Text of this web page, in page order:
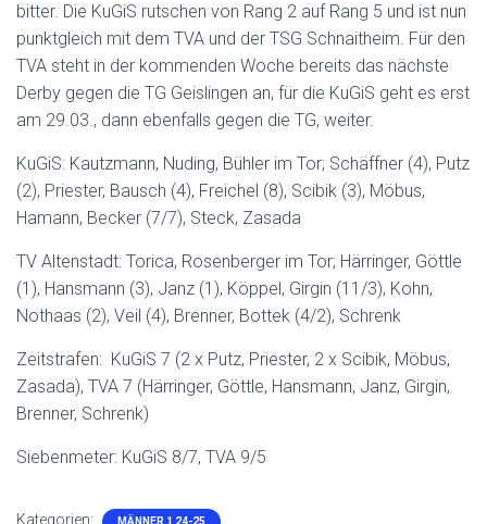
bitter. Die KuGiS rutschen von Rang 2 auf Rang 5 und ist nun
punktgleich mit dem TVA und der TSG Schnaitheim. Für den
TVA steht in der kommenden Woche bereits das nächste
Derby gegen die TG Geislingen an, für die KuGiS geht es erst
am 29.03., dann ebenfalls gegen die TG, weiter.
KuGiS: Kautzmann, Nuding, Bühler im Tor; Schäffner (4), Putz
(2), Priester, Bausch (4), Freichel (8), Scibik (3), Möbus,
Hamann, Becker (7/7), Steck, Zasada
TV Altenstadt: Torica, Rosenberger im Tor; Härringer, Göttle
(1), Hansmann (3), Janz (1), Köppel, Girgin (11/3), Kohn,
Nothaas (2), Veil (4), Brenner, Bottek (4/2), Schrenk
Zeitstrafen: KuGiS 7 (2 x Putz, Priester, 2 x Scibik, Möbus,
Zasada), TVA 7 (Härringer, Göttle, Hansmann, Janz, Girgin,
Brenner, Schrenk)
Siebenmeter: KuGiS 8/7, TVA 9/5
Kategorien: MÄNNER 1 24-25